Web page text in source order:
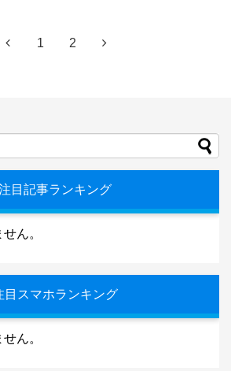
1 2
目記事ランキング
ん。
目スマホランキング
ん。